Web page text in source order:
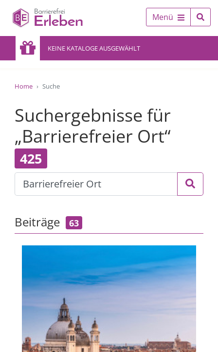
Menü
KEINE KATALOGE AUSGEWÄHLT
Home Suche
Suchergebnisse für
„Barrierefreier Ort“
425
Beiträge 63